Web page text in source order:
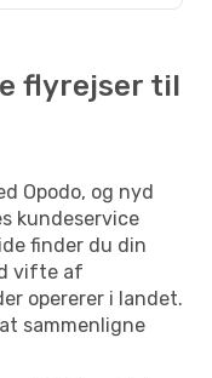
flyrejser til
Opodo, og nyd
kundeservice
finder du din
vifte af
opererer i landet.
sammenligne